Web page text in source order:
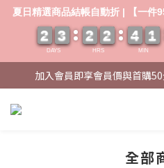
加入會員即享會員價與首購
全部
夏日精選商品結帳自動折 | 【一件
DAYS
2
2
2
2 3
3
3
3
HRS
2
2
2
2 2
2
2
2
MIN
4
4
4
4 1
1
1
1